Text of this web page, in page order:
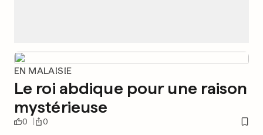
EN MALAISIE
Le roi abdique pour une raison
mystérieuse
0 0